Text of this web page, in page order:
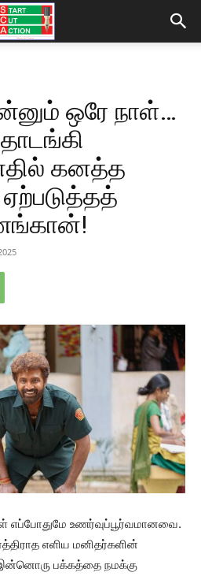
ஒரே நாள்…
கனத்த
எப்போதுமே உணர்வுப்பூர்வமானவை.
எளிய மனிதர்களின்
பக்கத்தை நமக்கு